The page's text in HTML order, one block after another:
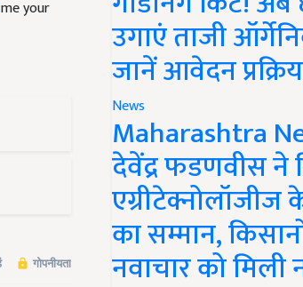
me your
उगाएं ताजी
जानें आवेदन
News
Maharashtra
देवेंद्र फडणवीस ने
का सम्मान,
नवाचार को मिली